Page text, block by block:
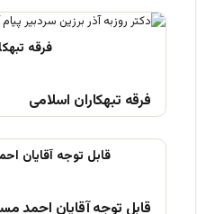
فرقه تبهکاران اسلامی
قابل توجه آقایان احمد